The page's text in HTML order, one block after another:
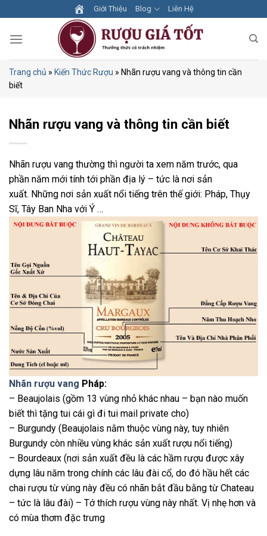
to
content
Giới Thiệu Blog Liên Hệ
Trang chủ » Kiến Thức Rượu » Nhãn rượu vang và thông tin cần
biết
Nhãn rượu vang và thông tin cần biết
Nhãn rượu vang thường thì người ta xem năm trước, qua
phần năm mới tính tới phần địa lý – tức là nơi sản
xuất. Những nơi sản xuất nổi tiếng trên thế giới: Pháp, Thụy
Sĩ, Tây Ban Nha với Ý …
Nhãn rượu vang Pháp:
– Beaujolais (gồm 13 vùng nhỏ khác nhau – bạn nào muốn
biết thì tặng tui cái gì đi tui mail private cho)
– Burgundy (Beaujolais nằm thuộc vùng này, tuy nhiên
Burgundy còn nhiều vùng khác sản xuất rượu nổi tiếng)
– Bourdeaux (nơi sản xuất đều là các hầm rượu được xây
dựng lâu năm trong chính các lâu đài cổ, do đó hầu hết các
chai rượu từ vùng này đều có nhãn bắt đầu bằng từ Chateau
– tức là lâu đài) – Tớ thích rượu vùng này nhất. Vị nhẹ hơn và
có mùa thơm đặc trưng